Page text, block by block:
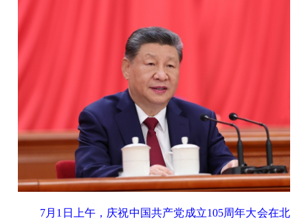
7月1日上午，庆祝中国共产党成立105周年大会在北